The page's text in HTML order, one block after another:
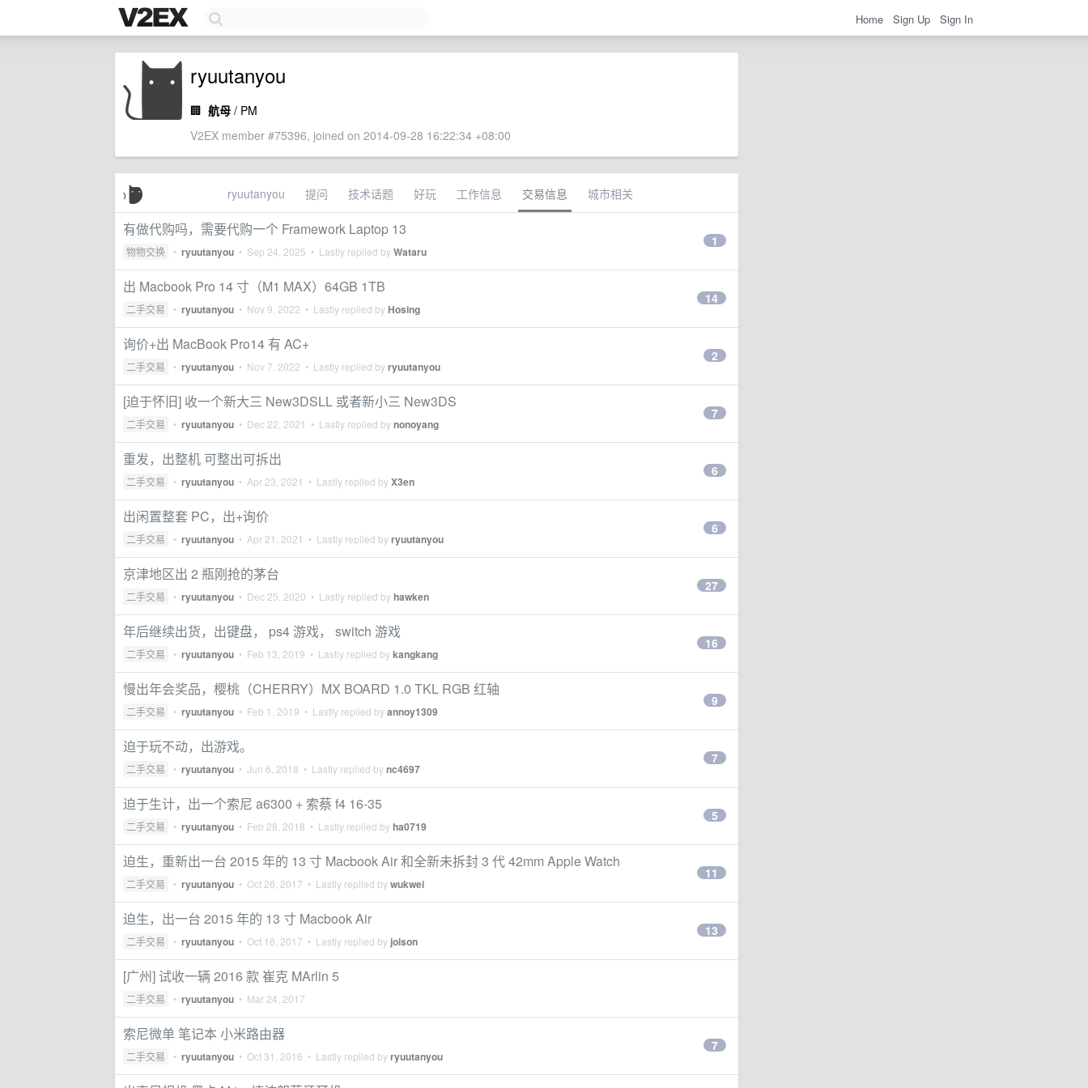
Home Sign Up Sign In
ryuutanyou
🏢 航母 / PM
V2EX member #75396, joined on 2014-09-28 16:22:34 +08:00
ryuutanyou 提问 技术话题 好玩 工作信息 交易信息 城市相关
有做代购吗，需要代购一个 Framework Laptop 13
物物交换 • ryuutanyou • Sep 24, 2025 • Lastly replied byWataru
1
出 Macbook Pro 14 寸（M1 MAX）64GB 1TB
二手交易 • ryuutanyou • Nov 9, 2022 • Lastly replied byHosing
14
询价+出 MacBook Pro14 有 AC+
二手交易 • ryuutanyou • Nov 7, 2022 • Lastly replied byryuutanyou
2
[迫于怀旧] 收一个新大三 New3DSLL 或者新小三 New3DS
二手交易 • ryuutanyou • Dec 22, 2021 • Lastly replied bynonoyang
7
重发，出整机 可整出可拆出
二手交易 • ryuutanyou • Apr 23, 2021 • Lastly replied byX3en
6
出闲置整套 PC，出+询价
二手交易 • ryuutanyou • Apr 21, 2021 • Lastly replied byryuutanyou
6
京津地区出 2 瓶刚抢的茅台
二手交易 • ryuutanyou • Dec 25, 2020 • Lastly replied byhawken
27
年后继续出货，出键盘， ps4 游戏， switch 游戏
二手交易 • ryuutanyou • Feb 13, 2019 • Lastly replied bykangkang
16
慢出年会奖品，樱桃（CHERRY）MX BOARD 1.0 TKL RGB 红轴
二手交易 • ryuutanyou • Feb 1, 2019 • Lastly replied byannoy1309
9
迫于玩不动，出游戏。
二手交易 • ryuutanyou • Jun 6, 2018 • Lastly replied bync4697
7
迫于生计，出一个索尼 a6300 + 索蔡 f4 16-35
二手交易 • ryuutanyou • Feb 28, 2018 • Lastly replied byha0719
5
迫生，重新出一台 2015 年的 13 寸 Macbook Air 和全新未拆封 3 代 42mm Apple Watch
二手交易 • ryuutanyou • Oct 26, 2017 • Lastly replied bywukwei
11
迫生，出一台 2015 年的 13 寸 Macbook Air
二手交易 • ryuutanyou • Oct 16, 2017 • Lastly replied by jolson
13
[广州] 试收一辆 2016 款 崔克 MArlin 5
二手交易 • ryuutanyou • Mar 24, 2017
索尼微单 笔记本 小米路由器
二手交易 • ryuutanyou • Oct 31, 2016 • Lastly replied byryuutanyou
7